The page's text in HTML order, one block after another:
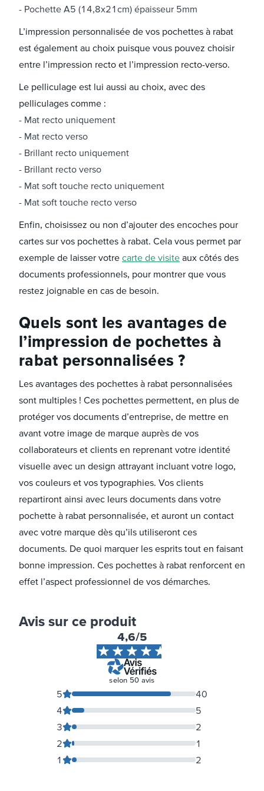
Pochette A5 (14,8x21cm) épaisseur 5mm
L’impression personnalisée de vos pochettes à rabat
est également au choix puisque vous pouvez choisir
entre l’impression recto et l’impression recto-verso.
Le pelliculage est lui aussi au choix, avec des
pelliculages comme :
Mat recto uniquement
Mat recto verso
Brillant recto uniquement
Brillant recto verso
Mat soft touche recto uniquement
Mat soft touche recto verso
Enfin, choisissez ou non d’ajouter des encoches pour
cartes sur vos pochettes à rabat. Cela vous permet par
exemple de laisser votre carte de visite aux côtés des
documents professionnels, pour montrer que vous
restez joignable en cas de besoin.
Quels sont les avantages de
l’impression de pochettes à
rabat personnalisées ?
Les avantages des pochettes à rabat personnalisées
sont multiples ! Ces pochettes permettent, en plus de
protéger vos documents d’entreprise, de mettre en
avant votre image de marque auprès de vos
collaborateurs et clients en reprenant votre identité
visuelle avec un design attrayant incluant votre logo,
vos couleurs et vos typographies. Vos clients
repartiront ainsi avec leurs documents dans votre
pochette à rabat personnalisée, et auront un contact
avec votre marque dès qu’ils utiliseront ces
documents. De quoi marquer les esprits tout en faisant
bonne impression. Ces pochettes à rabat renforcent en
effet l’aspect professionnel de vos démarches.
Avis sur ce produit
4,6/5
selon 50 avis
1 2
2 1
3 2
4 5
5 40